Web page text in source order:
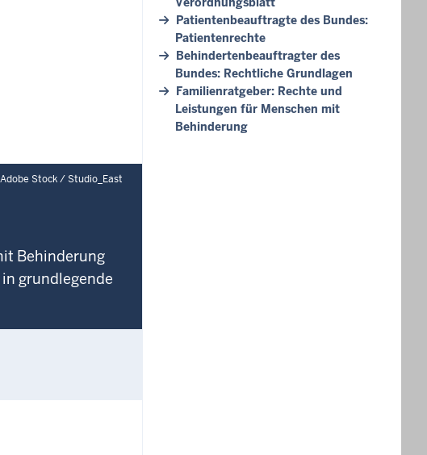
Adobe Stock / Studio_East
Behinderung
grundlegende
Patientenbeauftragte des Bundes:
Patientenrechte
Behindertenbeauftragter des
Bundes: Rechtliche Grundlagen
Familienratgeber: Rechte und
Leistungen für Menschen mit
Behinderung